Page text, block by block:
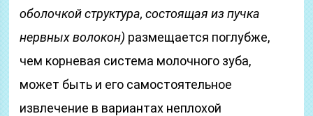
оболочкой структура, состоящая из пучка
нервных волокон) размещается поглубже,
чем корневая система молочного зуба,
может быть и его самостоятельное
извлечение в вариантах неплохой